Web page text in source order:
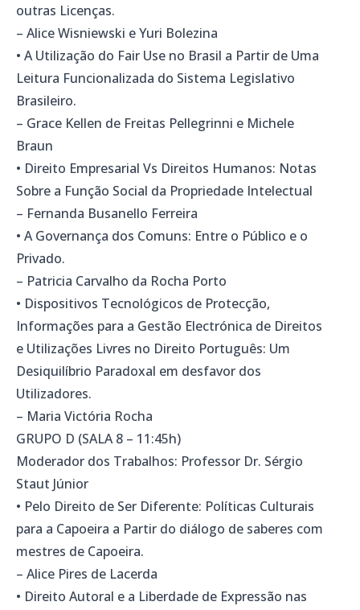
outras Licenças.
– Alice Wisniewski e Yuri Bolezina
• A Utilização do Fair Use no Brasil a Partir de Uma
Leitura Funcionalizada do Sistema Legislativo
Brasileiro.
– Grace Kellen de Freitas Pellegrinni e Michele
Braun
• Direito Empresarial Vs Direitos Humanos: Notas
Sobre a Função Social da Propriedade Intelectual
– Fernanda Busanello Ferreira
• A Governança dos Comuns: Entre o Público e o
Privado.
– Patricia Carvalho da Rocha Porto
• Dispositivos Tecnológicos de Protecção,
Informações para a Gestão Electrónica de Direitos
e Utilizações Livres no Direito Português: Um
Desiquilíbrio Paradoxal em desfavor dos
Utilizadores.
– Maria Victória Rocha
GRUPO D (SALA 8 – 11:45h)
Moderador dos Trabalhos: Professor Dr. Sérgio
Staut Júnior
• Pelo Direito de Ser Diferente: Políticas Culturais
para a Capoeira a Partir do diálogo de saberes com
mestres de Capoeira.
– Alice Pires de Lacerda
• Direito Autoral e a Liberdade de Expressão nas